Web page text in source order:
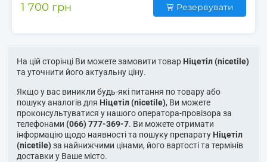
Резервувати
1 700 грн
На цій сторінці Ви можете замовити товар Ніцетіл (nicetile)
та уточнити його актуальну ціну.
Якщо у вас виникли будь-які питання по товару або
пошуку аналогів для Ніцетіл (nicetile), Ви можете
проконсультуватися у нашого оператора-провізора за
телефонами (066) 777-369-7. Ви можете отримати
інформацію щодо наявності та пошуку препарату Ніцетіл
(nicetile)за найнижчими цінами, його вартості та термінів
доставки у Ваше місто.